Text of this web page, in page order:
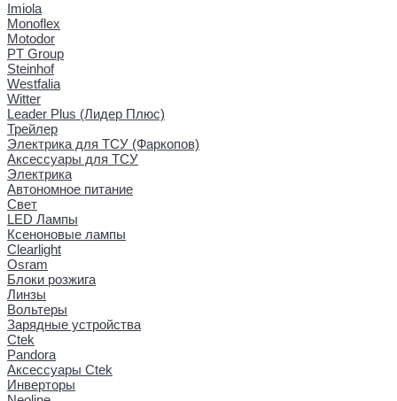
Imiola
Monoflex
Motodor
PT Group
Steinhof
Westfalia
Witter
Leader Plus (Лидер Плюс)
Трейлер
Электрика для ТСУ (Фаркопов)
Аксессуары для ТСУ
Электрика
Автономное питание
Свет
LED Лампы
Ксеноновые лампы
Clearlight
Osram
Блоки розжига
Линзы
Вольтеры
Зарядные устройства
Ctek
Pandora
Аксессуары Ctek
Инверторы